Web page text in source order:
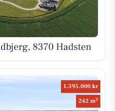
8370 Hadsten
1.595.000 kr
242 m2